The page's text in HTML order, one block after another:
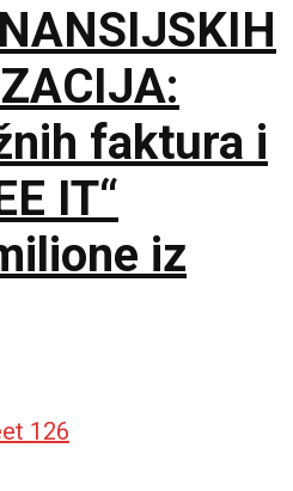
faktura i
IT“
iz
126